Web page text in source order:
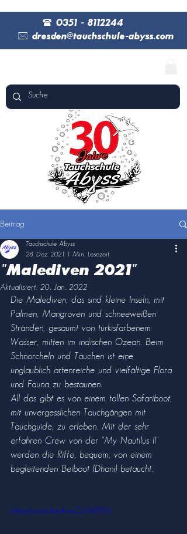
( 0351 - 8112244
* dresden@tauchschule-abyss.com
Beitrag
"Malediven 2021"
Tauchschule Abyss
28. Dez. 2021
1 Min. Lesezeit
Aktualisiert: 20. Jan. 2022
Die Malediven, das sind kleine Inseln, mit
Palmen, Mangroven und schneeweißen
Stränden, gesäumt von türkisfarbenem
Wasser, mitten im indischen Ozean. Beim
Schnorcheln und Tauchen ist eine
unglaublich artenreiche und vielfältige Flora
und Fauna zu bestaunen.
All das gibt es von einem tollen Safariboot,
mit unvergesslichen Tauchgängen mit
Tauchguide, zu erleben. Mit der sehr
erfahren Crew von der "My Nautilus II"
werden die Riffe, bequem, von einem
begleitenden Beiboot (Dhoni) betaucht.
https://youtu.be/4owCuYbEFFM